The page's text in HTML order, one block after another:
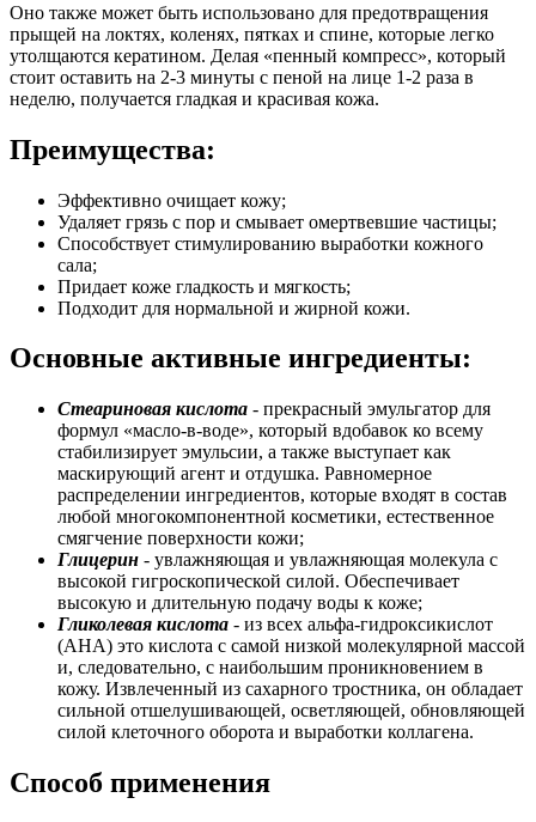
Оно также может быть использовано для предотвращения
прыщей на локтях, коленях, пятках и спине, которые легко
утолщаются кератином. Делая «пенный компресс», который
стоит оставить на 2-3 минуты с пеной на лице 1-2 раза в
неделю, получается гладкая и красивая кожа.
Преимущества:
Эффективно очищает кожу;
Удаляет грязь с пор и смывает омертвевшие частицы;
Способствует стимулированию выработки кожного
сала;
Придает коже гладкость и мягкость;
Подходит для нормальной и жирной кожи.
Основные активные ингредиенты:
Стеариновая кислота - прекрасный эмульгатор для
формул «масло-в-воде», который вдобавок ко всему
стабилизирует эмульсии, а также выступает как
маскирующий агент и отдушка. Равномерное
распределении ингредиентов, которые входят в состав
любой многокомпонентной косметики, естественное
смягчение поверхности кожи;
Глицерин - увлажняющая и увлажняющая молекула с
высокой гигроскопической силой. Обеспечивает
высокую и длительную подачу воды к коже;
Гликолевая кислота - из всех альфа-гидроксикислот
(AHA) это кислота с самой низкой молекулярной массой
и, следовательно, с наибольшим проникновением в
кожу. Извлеченный из сахарного тростника, он обладает
сильной отшелушивающей, осветляющей, обновляющей
силой клеточного оборота и выработки коллагена.
Способ применения